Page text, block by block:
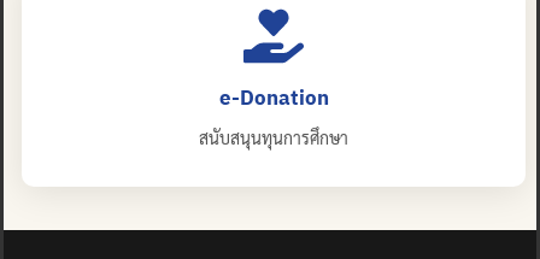
e-Donation
สนับสนุนทุนการศึกษา